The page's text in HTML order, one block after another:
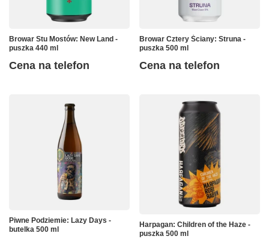
Browar Stu Mostów: New Land -
puszka 440 ml
Cena na telefon
Browar Cztery Ściany: Struna -
puszka 500 ml
Cena na telefon
Piwne Podziemie: Lazy Days -
butelka 500 ml
Harpagan: Children of the Haze -
puszka 500 ml